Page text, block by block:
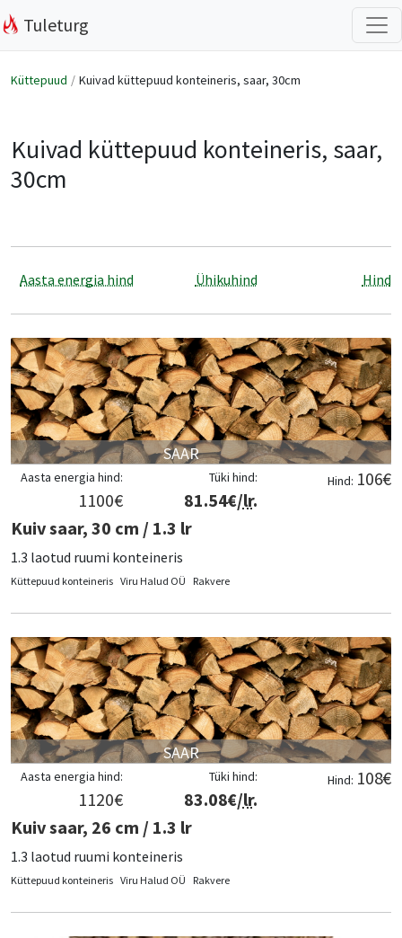
Tuleturg
Küttepuud Kuivad küttepuud konteineris, saar, 30cm
Kuivad küttepuud konteineris, saar,
30cm
Aasta energia hind Ühikuhind Hind
SAAR
Hind: 106€
Tüki hind:
81.54€/lr.
Aasta energia hind:
1100€
Kuiv saar, 30 cm / 1.3 lr
1.3 laotud ruumi konteineris
Küttepuud konteineris Viru Halud OÜ Rakvere
SAAR
Hind: 108€
Tüki hind:
83.08€/lr.
Aasta energia hind:
1120€
Kuiv saar, 26 cm / 1.3 lr
1.3 laotud ruumi konteineris
Küttepuud konteineris Viru Halud OÜ Rakvere